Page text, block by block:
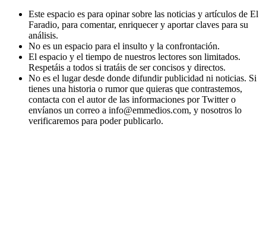
Este espacio es para opinar sobre las noticias y artículos de El
Faradio, para comentar, enriquecer y aportar claves para su
análisis.
No es un espacio para el insulto y la confrontación.
El espacio y el tiempo de nuestros lectores son limitados.
Respetáis a todos si tratáis de ser concisos y directos.
No es el lugar desde donde difundir publicidad ni noticias. Si
tienes una historia o rumor que quieras que contrastemos,
contacta con el autor de las informaciones por Twitter o
envíanos un correo a info@emmedios.com, y nosotros lo
verificaremos para poder publicarlo.